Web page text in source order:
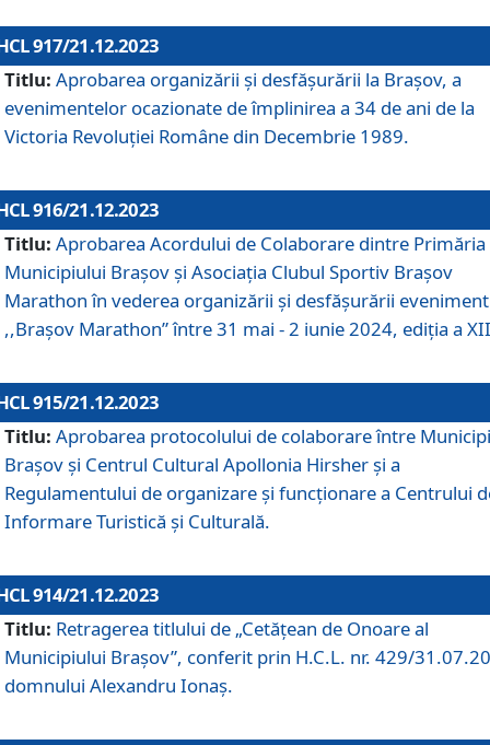
917/21.12.2023
Titlu: Aprobarea organizării şi desfăşurării la Braşov, a
evenimentelor ocazionate de împlinirea a 34 de ani de la
Victoria Revoluţiei Române din Decembrie 1989.
916/21.12.2023
Titlu: Aprobarea Acordului de Colaborare dintre Primăria
Municipiului Brașov și Asociația Clubul Sportiv Brașov
Marathon în vederea organizării și desfășurării
,,Brașov Marathon” între 31 mai - 2 iunie 2024, ediția a
915/21.12.2023
Titlu: Aprobarea protocolului de colaborare între
Brașov și Centrul Cultural Apollonia Hirsher și a
Regulamentului de organizare și funcționare a Centrului
Informare Turistică și Culturală.
914/21.12.2023
Titlu: Retragerea titlului de „Cetățean de Onoare al
Municipiului Brașov”, conferit prin H.C.L. nr. 429/
domnului Alexandru Ionaș.